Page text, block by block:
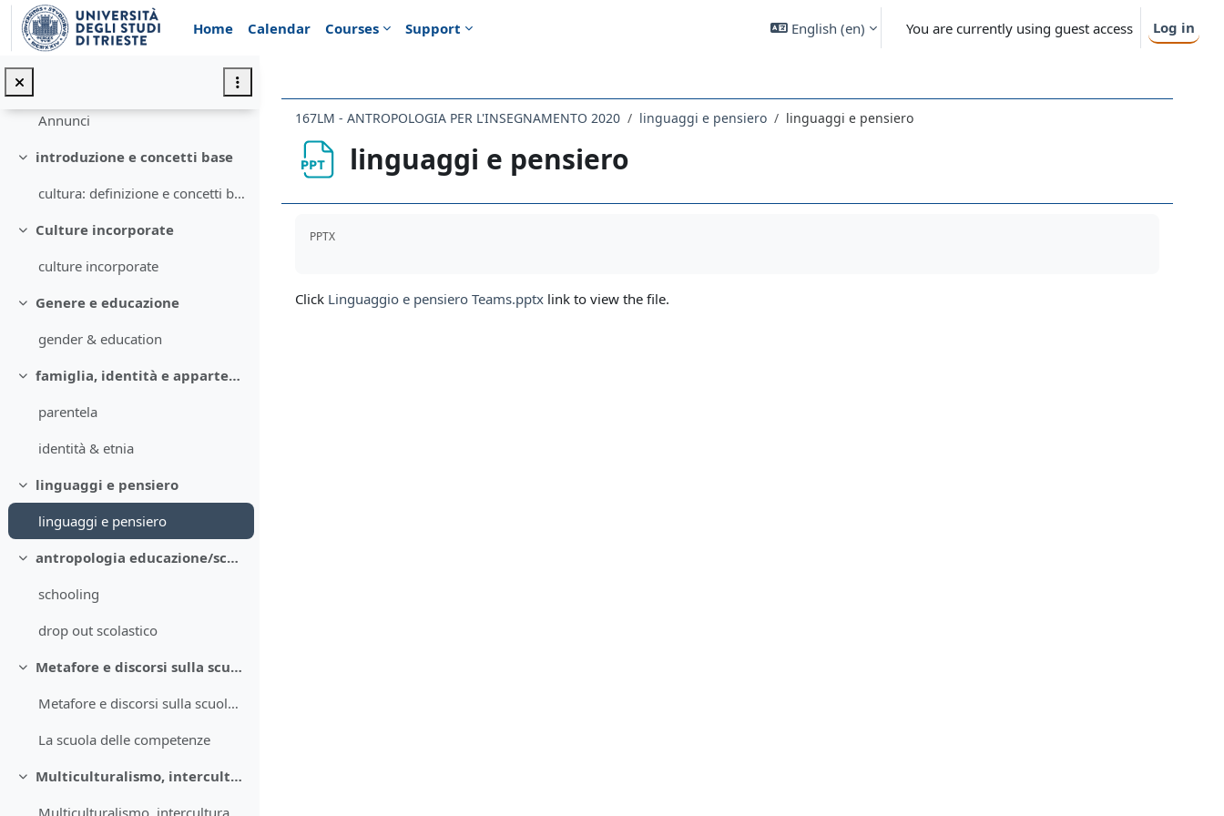
Skip to main content
Home
Calendar Courses Support English ‎(en)‎ You are currently using guest access Log in
Collapse
Annunci
Collapse
introduzione e concetti base
cultura: definizione e concetti base
Collapse
Culture incorporate
culture incorporate
Collapse
Genere e educazione
gender & education
Collapse
famiglia, identità e appartenenze
parentela
identità & etnia
Collapse
linguaggi e pensiero
linguaggi e pensiero
Collapse
antropologia educazione/schooling
schooling
drop out scolastico
Collapse
Metafore e discorsi sulla scuola
Metafore e discorsi sulla scuola: uno sguardo antropologico
La scuola delle competenze
Collapse
Multiculturalismo, intercultura e transcultura
167LM - ANTROPOLOGIA PER L'INSEGNAMENTO 2020 linguaggi e pensiero linguaggi e pensiero
linguaggi e pensiero
PPTX
Click Linguaggio e pensiero Teams.pptx link to view the file.